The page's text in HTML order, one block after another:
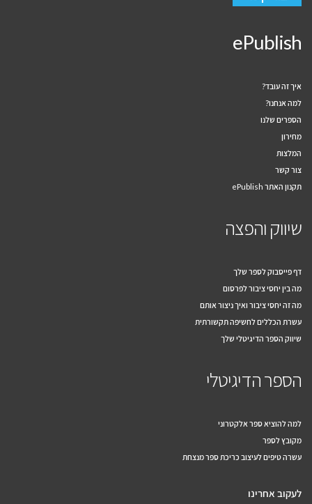
ePublish
איך זה עובד?
למה אנחנו?
הספרים שלנו
מחירון
המלצות
צור קשר
תקנון האתר ePublish
שיווק והפצה
דף פייסבוק לספר שלך
מה בין יחסי ציבור לפרסום
מה זה יחסי ציבור ואיך ניצור אותם
עשרת הכללים לחשיפה תקשורתית
שיווק הספר הדיגיטלי שלך
הספר הדיגיטלי
למה להוציא ספר אלקטרוני
מקובץ לספר
עשרה טיפים לעיצוב כריכת ספר מנצחת
לעקוב אחרינו